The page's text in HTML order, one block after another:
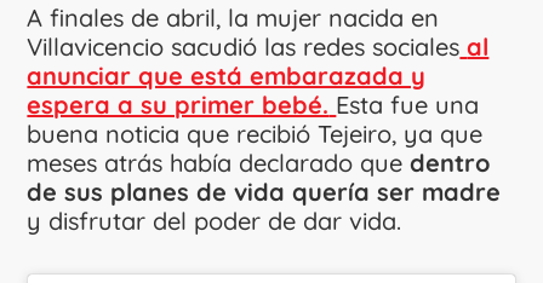
A finales de abril, la mujer nacida en
Villavicencio sacudió las redes sociales al
anunciar que está embarazada y
espera a su primer bebé. Esta fue una
buena noticia que recibió Tejeiro, ya que
meses atrás había declarado quedentro
de sus planes de vida quería ser madre
y disfrutar del poder de dar vida.